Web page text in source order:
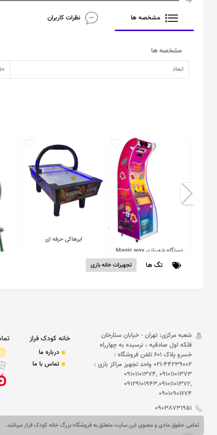
مشخصه ها نظرات کاربران
مشخصه ها
ابعاد
دستگاه شهربازی Magic way
ایرهاکی حرفه ای
تگ ها تجهیزات خانه بازی
شعبه مرکزی: تهران - خیابان ستارخان
فلکه اول صادقیه ، نرسیده به چهارراه
خسرو پلاک 601 تلفن فروشگاه :
44239002-021 واحد تجهیز مراکز بازی :
09101101373 ,09101101374
,09129101943,09101101372
09010901674
09038731951
خانه کودک فراز
درباره ما
تماس با ما
تمامی حقوق مادی و معنوی این سایت متعلق به فروشگاه بزرگ خانه کودک فراز میباشد.